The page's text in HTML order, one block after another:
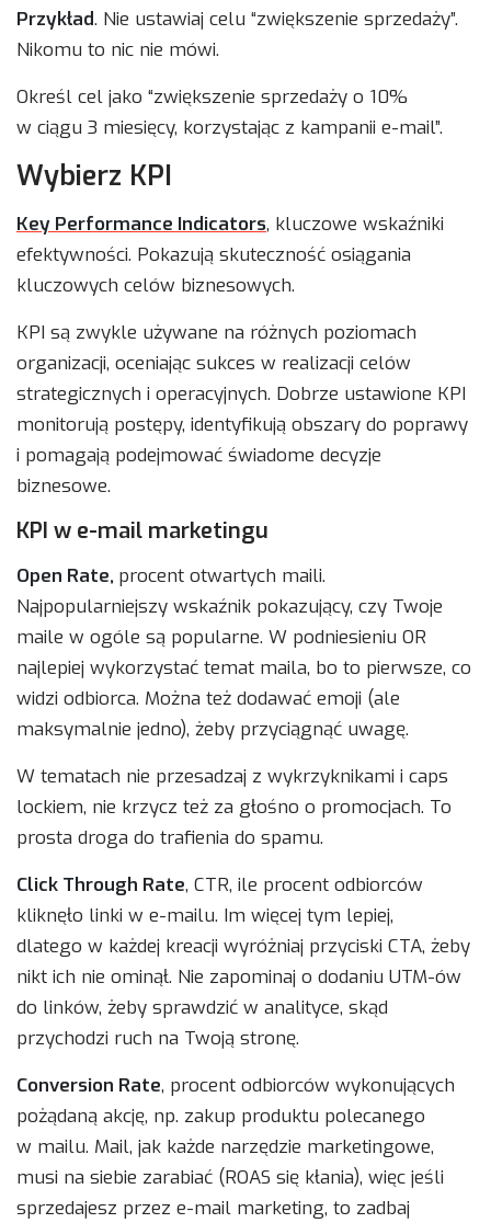
Przykład. Nie ustawiaj celu “zwiększenie sprzedaży”.
Nikomu to nic nie mówi.
Określ cel jako “zwiększenie sprzedaży o 10%
w ciągu 3 miesięcy, korzystając z kampanii e-mail”.
Wybierz KPI
Key Performance Indicators, kluczowe wskaźniki
efektywności. Pokazują skuteczność osiągania
kluczowych celów biznesowych.
KPI są zwykle używane na różnych poziomach
organizacji, oceniając sukces w realizacji celów
strategicznych i operacyjnych. Dobrze ustawione KPI
monitorują postępy, identyfikują obszary do poprawy
i pomagają podejmować świadome decyzje
biznesowe.
KPI w e-mail marketingu
Open Rate, procent otwartych maili.
Najpopularniejszy wskaźnik pokazujący, czy Twoje
maile w ogóle są popularne. W podniesieniu OR
najlepiej wykorzystać temat maila, bo to pierwsze, co
widzi odbiorca. Można też dodawać emoji (ale
maksymalnie jedno), żeby przyciągnąć uwagę.
W tematach nie przesadzaj z wykrzyknikami i caps
lockiem, nie krzycz też za głośno o promocjach. To
prosta droga do trafienia do spamu.
Click Through Rate, CTR, ile procent odbiorców
kliknęło linki w e-mailu. Im więcej tym lepiej,
dlatego w każdej kreacji wyróżniaj przyciski CTA, żeby
nikt ich nie ominął. Nie zapominaj o dodaniu UTM-ów
do linków, żeby sprawdzić w analityce, skąd
przychodzi ruch na Twoją stronę.
Conversion Rate, procent odbiorców wykonujących
pożądaną akcję, np. zakup produktu polecanego
w mailu. Mail, jak każde narzędzie marketingowe,
musi na siebie zarabiać (ROAS się kłania), więc jeśli
sprzedajesz przez e-mail marketing, to zadbaj